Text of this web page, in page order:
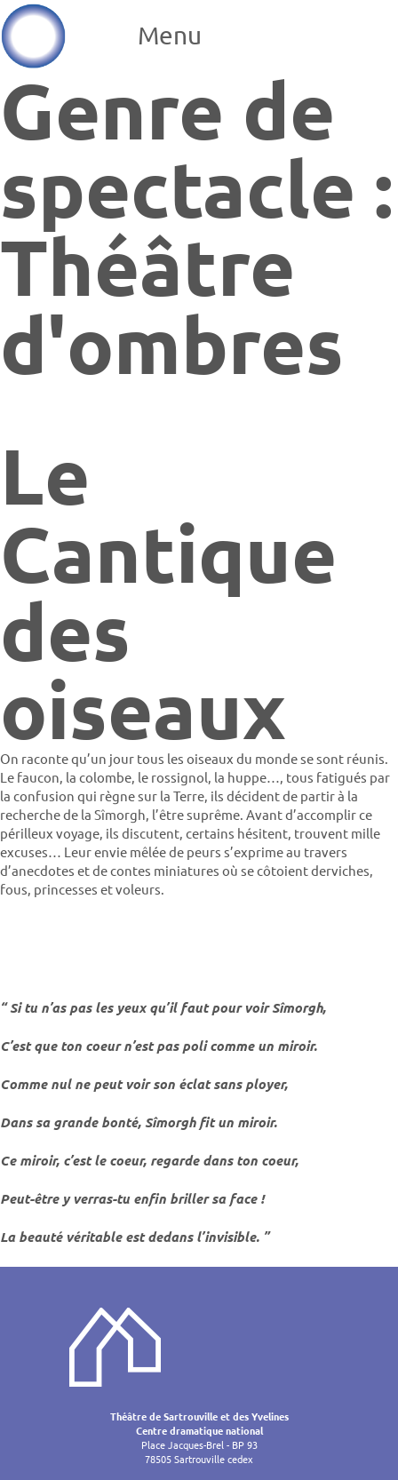
Menu
Genre de
spectacle :
Théâtre
d'ombres
Le
Cantique
des
oiseaux
On raconte qu’un jour tous les oiseaux du monde se sont réunis.
Le faucon, la colombe, le rossignol, la huppe…, tous fatigués par
la confusion qui règne sur la Terre, ils décident de partir à la
recherche de la Sîmorgh, l’être suprême. Avant d’accomplir ce
périlleux voyage, ils discutent, certains hésitent, trouvent mille
excuses… Leur envie mêlée de peurs s’exprime au travers
d’anecdotes et de contes miniatures où se côtoient derviches,
fous, princesses et voleurs.
“ Si tu n’as pas les yeux qu’il faut pour voir Sîmorgh,
C’est que ton coeur n’est pas poli comme un miroir.
Comme nul ne peut voir son éclat sans ployer,
Dans sa grande bonté, Sîmorgh fit un miroir.
Ce miroir, c’est le coeur, regarde dans ton coeur,
Peut-être y verras-tu enfin briller sa face !
La beauté véritable est dedans l’invisible. ”
Théâtre de Sartrouville et des Yvelines
Centre dramatique national
Place Jacques-Brel - BP 93
78505 Sartrouville cedex